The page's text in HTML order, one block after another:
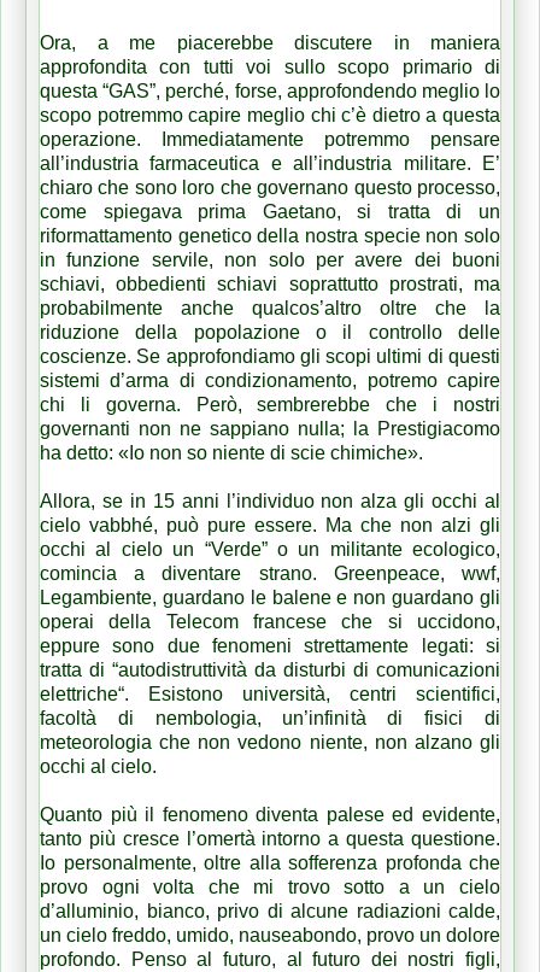
Ora, a me piacerebbe discutere in maniera
approfondita con tutti voi sullo scopo primario di
questa “GAS”, perché, forse, approfondendo meglio lo
scopo potremmo capire meglio chi c’è dietro a questa
operazione. Immediatamente potremmo pensare
all’industria farmaceutica e all’industria militare. E’
chiaro che sono loro che governano questo processo,
come spiegava prima Gaetano, si tratta di un
riformattamento genetico della nostra specie non solo
in funzione servile, non solo per avere dei buoni
schiavi, obbedienti schiavi soprattutto prostrati, ma
probabilmente anche qualcos’altro oltre che la
riduzione della popolazione o il controllo delle
coscienze. Se approfondiamo gli scopi ultimi di questi
sistemi d’arma di condizionamento, potremo capire
chi li governa. Però, sembrerebbe che i nostri
governanti non ne sappiano nulla; la Prestigiacomo
ha detto: «Io non so niente di scie chimiche».
Allora, se in 15 anni l’individuo non alza gli occhi al
cielo vabbhé, può pure essere. Ma che non alzi gli
occhi al cielo un “Verde” o un militante ecologico,
comincia a diventare strano. Greenpeace, wwf,
Legambiente, guardano le balene e non guardano gli
operai della Telecom francese che si uccidono,
eppure sono due fenomeni strettamente legati: si
tratta di “autodistruttività da disturbi di comunicazioni
elettriche“. Esistono università, centri scientifici,
facoltà di nembologia, un’infinità di fisici di
meteorologia che non vedono niente, non alzano gli
occhi al cielo.
Quanto più il fenomeno diventa palese ed evidente,
tanto più cresce l’omertà intorno a questa questione.
Io personalmente, oltre alla sofferenza profonda che
provo ogni volta che mi trovo sotto a un cielo
d’alluminio, bianco, privo di alcune radiazioni calde,
un cielo freddo, umido, nauseabondo, provo un dolore
profondo. Penso al futuro, al futuro dei nostri figli,